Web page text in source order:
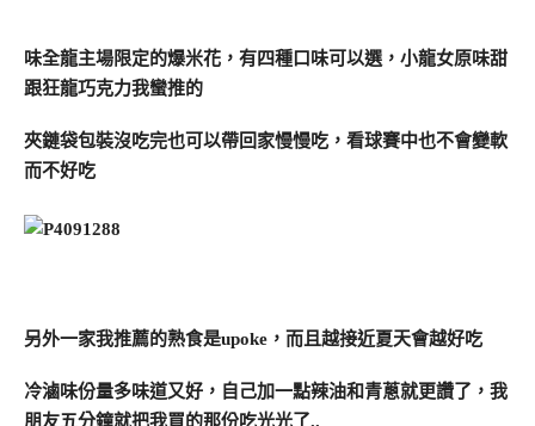
味全龍主場限定的爆米花，有四種口味可以選，小龍女原味甜
跟狂龍巧克力我蠻推的
夾鏈袋包裝沒吃完也可以帶回家慢慢吃，看球賽中也不會變軟
而不好吃
另外一家我推薦的熟食是upoke，而且越接近夏天會越好吃
冷滷味份量多味道又好，自己加一點辣油和青蔥就更讚了，我
朋友五分鐘就把我買的那份吃光光了..